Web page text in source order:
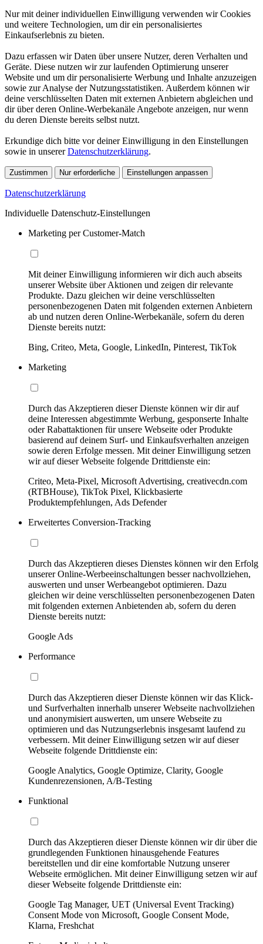
Nur mit deiner individuellen Einwilligung verwenden wir Cookies
und weitere Technologien, um dir ein personalisiertes
Einkaufserlebnis zu bieten.
Dazu erfassen wir Daten über unsere Nutzer, deren Verhalten und
Geräte. Diese nutzen wir zur laufenden Optimierung unserer
Website und um dir personalisierte Werbung und Inhalte anzuzeigen
sowie zur Analyse der Nutzungsstatistiken. Außerdem können wir
deine verschlüsselten Daten mit externen Anbietern abgleichen und
dir über deren Online-Werbekanäle Angebote anzeigen, nur wenn
du deren Dienste bereits selbst nutzt.
Erkundige dich bitte vor deiner Einwilligung in den Einstellungen
sowie in unsererDatenschutzerklärung.
Zustimmen Nur erforderliche Einstellungen anpassen
Datenschutzerklärung
Individuelle Datenschutz-Einstellungen
Marketing per Customer-Match
Mit deiner Einwilligung informieren wir dich auch abseits
unserer Website über Aktionen und zeigen dir relevante
Produkte. Dazu gleichen wir deine verschlüsselten
personenbezogenen Daten mit folgenden externen Anbietern
ab und nutzen deren Online-Werbekanäle, sofern du deren
Dienste bereits nutzt:
Bing, Criteo, Meta, Google, LinkedIn, Pinterest, TikTok
Marketing
Durch das Akzeptieren dieser Dienste können wir dir auf
deine Interessen abgestimmte Werbung, gesponserte Inhalte
oder Rabattaktionen für unsere Webseite oder Produkte
basierend auf deinem Surf- und Einkaufsverhalten anzeigen
sowie deren Erfolge messen. Mit deiner Einwilligung setzen
wir auf dieser Webseite folgende Drittdienste ein:
Criteo, Meta-Pixel, Microsoft Advertising, creativecdn.com
(RTBHouse), TikTok Pixel, Klickbasierte
Produktempfehlungen, Ads Defender
Erweitertes Conversion-Tracking
Durch das Akzeptieren dieses Dienstes können wir den Erfolg
unserer Online-Werbeeinschaltungen besser nachvollziehen,
auswerten und unser Werbeangebot optimieren. Dazu
gleichen wir deine verschlüsselten personenbezogenen Daten
mit folgenden externen Anbietenden ab, sofern du deren
Dienste bereits nutzt:
Google Ads
Performance
Durch das Akzeptieren dieser Dienste können wir das Klick-
und Surfverhalten innerhalb unserer Webseite nachvollziehen
und anonymisiert auswerten, um unsere Webseite zu
optimieren und das Nutzungserlebnis insgesamt laufend zu
verbessern. Mit deiner Einwilligung setzen wir auf dieser
Webseite folgende Drittdienste ein:
Google Analytics, Google Optimize, Clarity, Google
Kundenrezensionen, A/B-Testing
Funktional
Durch das Akzeptieren dieser Dienste können wir dir über die
grundlegenden Funktionen hinausgehende Features
bereitstellen und dir eine komfortable Nutzung unserer
Webseite ermöglichen. Mit deiner Einwilligung setzen wir auf
dieser Webseite folgende Drittdienste ein:
Google Tag Manager, UET (Universal Event Tracking)
Consent Mode von Microsoft, Google Consent Mode,
Klarna, Freshchat